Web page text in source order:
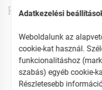
Kecsketejes
Adatkezelési
Weboldalunk az
cookie-kat használ.
funkcionalitáshoz
szabás) egyéb cookie-
Részletesebb